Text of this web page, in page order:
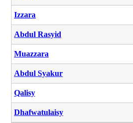
Izzara
Abdul Rasyid
Muazzara
Abdul Syakur
Qalisy
Dhafwatulaisy